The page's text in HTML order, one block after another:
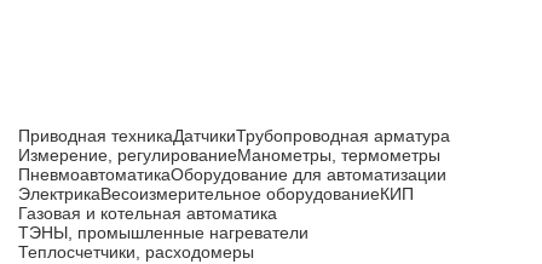
Приводная техникаДатчикиТрубопроводная арматура
Измерение, регулированиеМанометры, термометры
ПневмоавтоматикаОборудование для автоматизации
ЭлектрикаВесоизмерительное оборудованиеКИП
Газовая и котельная автоматика
ТЭНЫ, промышленные нагреватели
Теплосчетчики, расходомеры